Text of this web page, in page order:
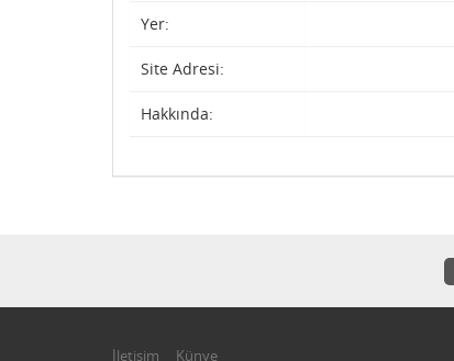
Yer:
Site Adresi:
Hakkında:
İletişim Künye